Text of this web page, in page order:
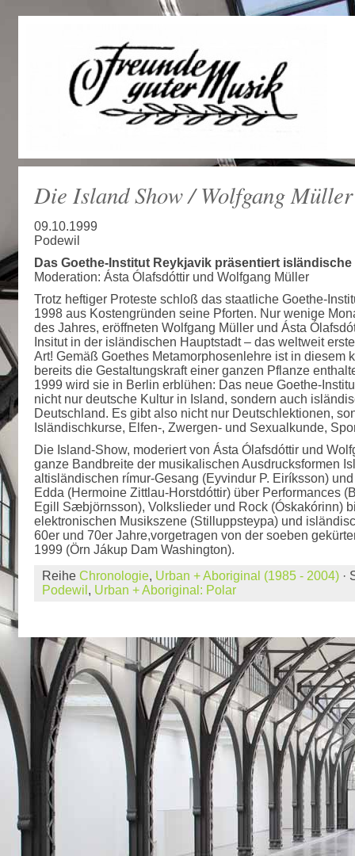
Die Island Show / Wolfgang Müller
09.10.1999
Podewil
Das Goethe-Institut Reykjavik präsentiert
Moderation: Ásta Ólafsdóttir und Wolfgang Müller
Trotz heftiger Proteste schloß das staatliche Goethe-
1998 aus Kostengründen seine Pforten. Nur wenige
des Jahres, eröffneten Wolfgang Müller und Ásta
Insitut in der isländischen Hauptstadt – das weltweit
Art! Gemäß Goethes Metamorphosenlehre ist in diesem
bereits die Gestaltungskraft einer ganzen Pflanze
1999 wird sie in Berlin erblühen: Das neue Goethe-
nicht nur deutsche Kultur in Island, sondern auch
Deutschland. Es gibt also nicht nur Deutschlektionen,
Isländischkurse, Elfen-, Zwergen- und Sexualkunde,
Die Island-Show, moderiert von Ásta Ólafsdóttir und
ganze Bandbreite der musikalischen Ausdrucksformen
altisländischen rímur-Gesang (Eyvindur P. Eiríksson)
Edda (Hermoine Zittlau-Horstdóttir) über Performances
Egill Sæbjörnsson), Volkslieder und Rock (Óskakórinn)
elektronischen Musikszene (Stilluppsteypa) und
60er und 70er Jahre,vorgetragen von der soeben
1999 (Örn Jákup Dam Washington).
Reihe Chronologie, Urban + Aboriginal (1985 - 2004) ·
Podewil , Urban + Aboriginal: Polar